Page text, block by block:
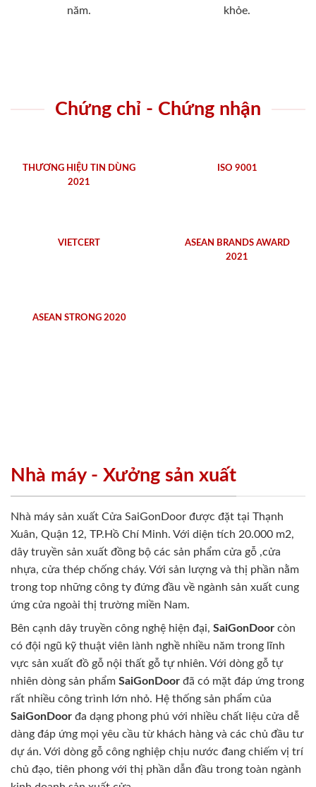
năm.
khỏe.
Chứng chỉ - Chứng nhận
THƯƠNG HIỆU TIN DÙNG
2021
ISO 9001
VIETCERT
ASEAN BRANDS AWARD
2021
ASEAN STRONG 2020
Nhà máy - Xưởng sản xuất
Nhà máy sản xuất Cửa SaiGonDoor được đặt tại Thạnh
Xuân, Quận 12, TP.Hồ Chí Minh. Với diện tích 20.000 m2,
dây truyền sản xuất đồng bộ các sản phẩm cửa gỗ ,cửa
nhựa, cửa thép chống cháy. Với sản lượng và thị phần nằm
trong top những công ty đứng đầu về ngành sản xuất cung
ứng cửa ngoài thị trường miền Nam.
Bên cạnh dây truyền công nghệ hiện đại, SaiGonDoor còn
có đội ngũ kỹ thuật viên lành nghề nhiều năm trong lĩnh
vực sản xuất đồ gỗ nội thất gỗ tự nhiên. Với dòng gỗ tự
nhiên dòng sản phẩm SaiGonDoor đã có mặt đáp ứng trong
rất nhiều công trình lớn nhỏ. Hệ thống sản phẩm của
SaiGonDoor đa dạng phong phú với nhiều chất liệu cửa dễ
dàng đáp ứng mọi yêu cầu từ khách hàng và các chủ đầu tư
dự án. Với dòng gỗ công nghiệp chịu nước đang chiếm vị trí
chủ đạo, tiên phong với thị phần dẫn đầu trong toàn ngành